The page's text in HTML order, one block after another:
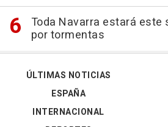
Toda Navarra estará este
por tormentas
ÚLTIMAS NOTICIAS
ESPAÑA
INTERNACIONAL